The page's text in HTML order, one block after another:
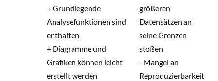
+ Grundlegende
Analysefunktionen sind
enthalten
+ Diagramme und
Grafiken können leicht
erstellt werden
größeren
Datensätzen an
seine Grenzen
stoßen
- Mangel an
Reproduzierbarkeit